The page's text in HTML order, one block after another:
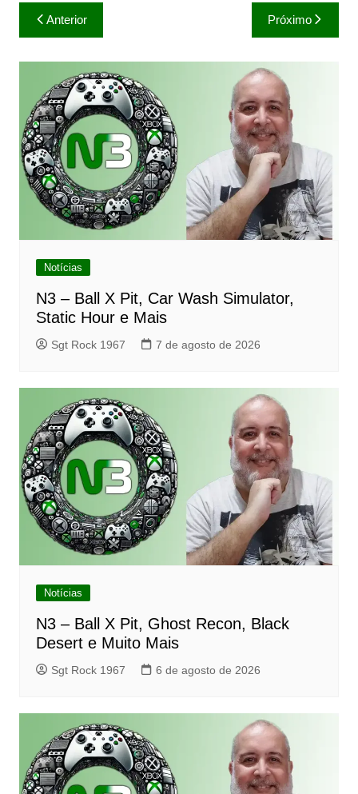
Navegação
de
Post
Anterior Próximo
Notícias
N3 – Ball X Pit, Car Wash Simulator,
Static Hour e Mais
Sgt Rock 1967 7 de agosto de 2026
Notícias
N3 – Ball X Pit, Ghost Recon, Black
Desert e Muito Mais
Sgt Rock 1967 6 de agosto de 2026